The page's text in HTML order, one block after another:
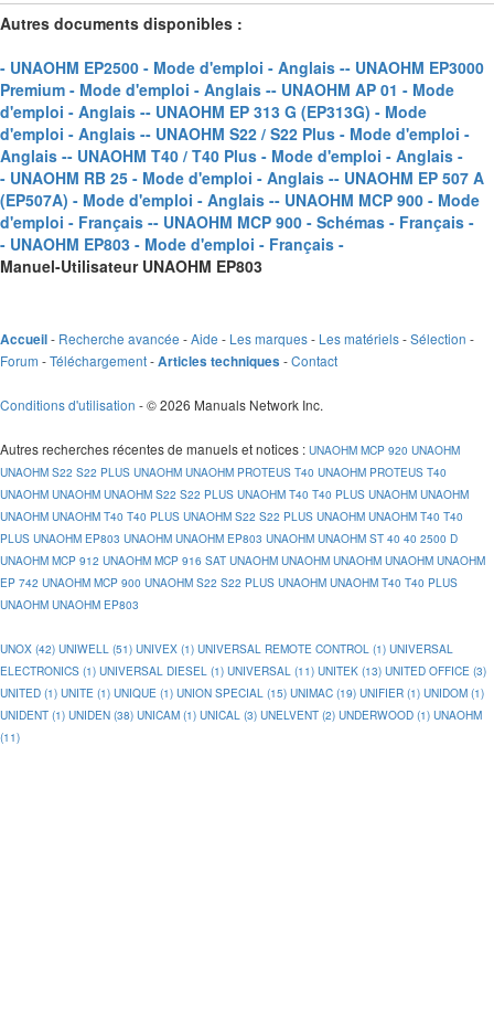
Autres documents disponibles :
- UNAOHM EP2500 - Mode d'emploi - Anglais -- UNAOHM EP3000
Premium - Mode d'emploi - Anglais -- UNAOHM AP 01 - Mode
d'emploi - Anglais -- UNAOHM EP 313 G (EP313G) - Mode
d'emploi - Anglais -- UNAOHM S22 / S22 Plus - Mode d'emploi -
Anglais -- UNAOHM T40 / T40 Plus - Mode d'emploi - Anglais -
- UNAOHM RB 25 - Mode d'emploi - Anglais -- UNAOHM EP 507 A
(EP507A) - Mode d'emploi - Anglais -- UNAOHM MCP 900 - Mode
d'emploi - Français -- UNAOHM MCP 900 - Schémas - Français -
- UNAOHM EP803 - Mode d'emploi - Français -
Manuel-Utilisateur UNAOHM EP803
Accueil- Recherche avancée -Aide - Les marques- Les matériels-Sélection -
Forum -Téléchargement-Articles techniques -Contact
Conditions d'utilisation - © 2026 Manuals Network Inc.
Autres recherches récentes de manuels et notices : UNAOHM MCP 920 UNAOHM
UNAOHM S22 S22 PLUS UNAOHM UNAOHM PROTEUS T40 UNAOHM PROTEUS T40
UNAOHM UNAOHM UNAOHM S22 S22 PLUS UNAOHM T40 T40 PLUS UNAOHM UNAOHM
UNAOHM UNAOHM T40 T40 PLUS UNAOHM S22 S22 PLUS UNAOHM UNAOHM T40 T40
PLUS UNAOHM EP803 UNAOHM UNAOHM EP803 UNAOHM UNAOHM ST 40 40 2500 D
UNAOHM MCP 912 UNAOHM MCP 916 SAT UNAOHM UNAOHM UNAOHM UNAOHM UNAOHM
EP 742 UNAOHM MCP 900 UNAOHM S22 S22 PLUS UNAOHM UNAOHM T40 T40 PLUS
UNAOHM UNAOHM EP803
UNOX (42) UNIWELL (51) UNIVEX (1) UNIVERSAL REMOTE CONTROL (1) UNIVERSAL
ELECTRONICS (1) UNIVERSAL DIESEL (1) UNIVERSAL (11) UNITEK (13) UNITED OFFICE (3)
UNITED (1) UNITE (1) UNIQUE (1) UNION SPECIAL (15) UNIMAC (19) UNIFIER (1) UNIDOM (1)
UNIDENT (1) UNIDEN (38) UNICAM (1) UNICAL (3) UNELVENT (2) UNDERWOOD (1) UNAOHM
(11)